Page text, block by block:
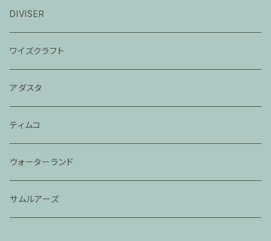
バスエックス
2024モジョバス
2024モジョバスグラス
DIVISER
ワイズクラフト
アダスタ
ティムコ
ウォーターランド
サムルアーズ